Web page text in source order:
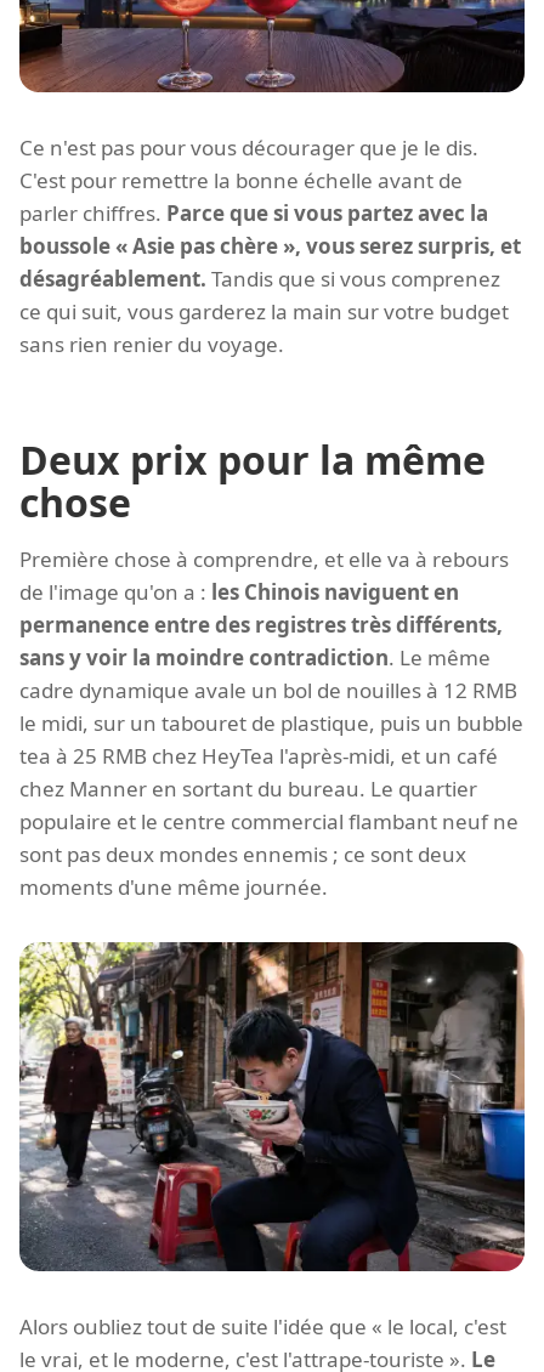
Ce n'est pas pour vous décourager que je le dis.
C'est pour remettre la bonne échelle avant de
parler chiffres. Parce que si vous partez avec la
boussole « Asie pas chère », vous serez surpris, et
désagréablement. Tandis que si vous comprenez
ce qui suit, vous garderez la main sur votre budget
sans rien renier du voyage.
Deux prix pour la même
chose
Première chose à comprendre, et elle va à rebours
de l'image qu'on a : les Chinois naviguent en
permanence entre des registres très différents,
sans y voir la moindre contradiction. Le même
cadre dynamique avale un bol de nouilles à 12 RMB
le midi, sur un tabouret de plastique, puis un bubble
tea à 25 RMB chez HeyTea l'après-midi, et un café
chez Manner en sortant du bureau. Le quartier
populaire et le centre commercial flambant neuf ne
sont pas deux mondes ennemis ; ce sont deux
moments d'une même journée.
Alors oubliez tout de suite l'idée que « le local, c'est
le vrai, et le moderne, c'est l'attrape-touriste ». Le